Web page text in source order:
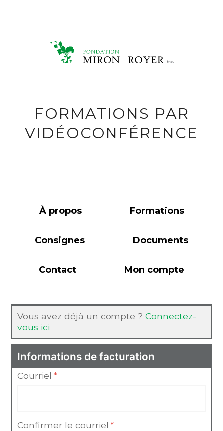
FORMATIONS PAR
VIDÉOCONFÉRENCE
À propos Formations
Consignes Documents
Contact Mon compte
Vous avez déjà un compte ?Connectez-
vous ici
Informations de facturation
Courriel *
Confirmer le courriel *